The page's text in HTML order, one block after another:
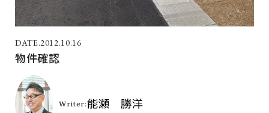
2012.10.16
物件確認